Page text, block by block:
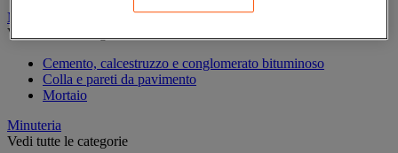
Materiali per la finitura e l'edilizia
Vedi tutte le categorie
Cemento, calcestruzzo e conglomerato bituminoso
Colla e pareti da pavimento
Mortaio
Minuteria
Vedi tutte le categorie